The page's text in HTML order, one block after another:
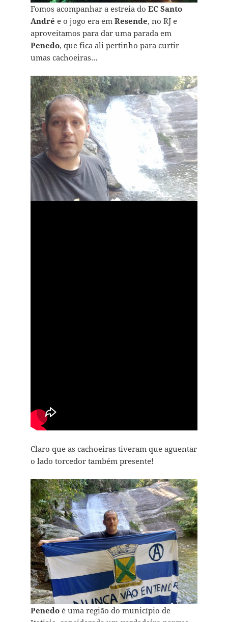
Fomos acompanhar a estreia do EC Santo
André e o jogo era em Resende, no RJ e
aproveitamos para dar uma parada em
Penedo, que fica ali pertinho para curtir
umas cachoeiras…
Claro que as cachoeiras tiveram que aguentar
o lado torcedor também presente!
Penedoé uma região do município de